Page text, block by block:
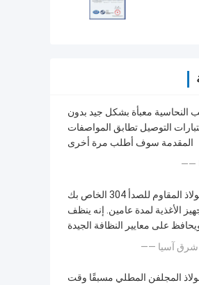
النحاسية معبأة بشكل جيد بدون
التوصيل تطابق المواصفات
المقدمة سوف أطلب مرة أخرى
لقد استخدمنا الفولاذ المقاوم للصدأ 304 الخاص بك
الأغذية لمدة عامين. إنه ينظف
شرق آسيا
المجلفن المطلي مسبقًا وقت